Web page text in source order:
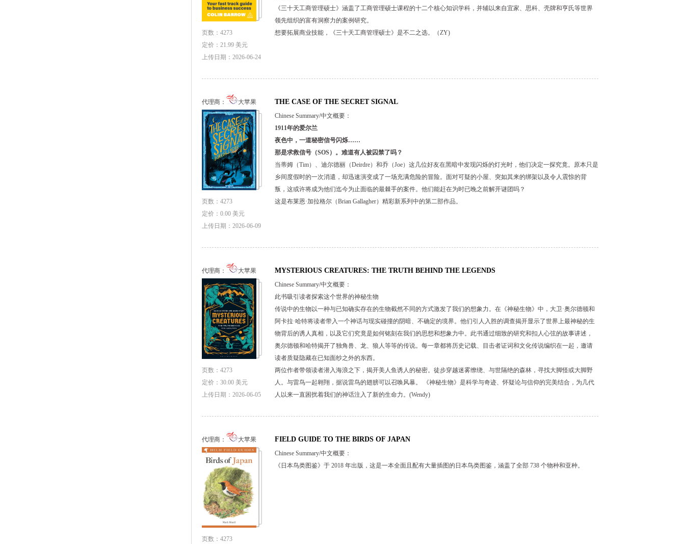
页数：4273
定价：21.99 美元
上传日期：2026-06-24
《三十天工商管理硕士》涵盖了工商管理硕士课程的十二个核心知识学科，并辅以来自宜家、思科、壳牌和亨氏等世界
领先组织的富有洞察力的案例研究。
想要拓展商业技能，《三十天工商管理硕士》是不二之选。（ZY)
代理商： 大苹果
页数：4273
定价：0.00 美元
上传日期：2026-06-09
THE CASE OF THE SECRET SIGNAL
Chinese Summary/中文概要：
1911年的爱尔兰
夜色中，一道秘密信号闪烁……
那是求救信号（SOS）。难道有人被囚禁了吗？
当蒂姆（Tim）、迪尔德丽（Deirdre）和乔（Joe）这几位好友在黑暗中发现闪烁的灯光时，他们决定一探究竟。原本只是
乡间度假时的一次消遣，却迅速演变成了一场充满危险的冒险。面对可疑的小屋、突如其来的绑架以及令人震惊的背
叛，这或许将成为他们迄今为止面临的最棘手的案件。他们能赶在为时已晚之前解开谜团吗？
这是布莱恩·加拉格尔（Brian Gallagher）精彩新系列中的第二部作品。
代理商： 大苹果
页数：4273
定价：30.00 美元
上传日期：2026-06-05
MYSTERIOUS CREATURES: THE TRUTH BEHIND THE LEGENDS
Chinese Summary/中文概要：
此书吸引读者探索这个世界的神秘生物
传说中的生物以一种与已知确实存在的生物截然不同的方式激发了我们的想象力。在《神秘生物》中，大卫·奥尔德顿和
阿卡拉·哈特将读者带入一个神话与现实碰撞的阴暗、不确定的境界。他们引人入胜的调查揭开显示了世界上最神秘的生
物背后的诱人真相，以及它们究竟是如何铭刻在我们的思想和想象力中。此书通过细致的研究和扣人心弦的故事讲述，
奥尔德顿和哈特揭开了独角兽、龙、狼人等等的传说。每一章都将历史记载、目击者证词和文化传说编织在一起，邀请
读者质疑隐藏在已知面纱之外的东西。
两位作者带领读者潜入海浪之下，揭开美人鱼诱人的秘密。徒步穿越迷雾缭绕、与世隔绝的森林，寻找大脚怪或大脚野
人。与雷鸟一起翱翔，据说雷鸟的翅膀可以召唤风暴。 《神秘生物》是科学与奇迹、怀疑论与信仰的完美结合，为几代
人以来一直困扰着我们的神话注入了新的生命力。(Wendy)
代理商： 大苹果
页数：4273
FIELD GUIDE TO THE BIRDS OF JAPAN
Chinese Summary/中文概要：
《日本鸟类图鉴》于 2018 年出版，这是一本全面且配有大量插图的日本鸟类图鉴，涵盖了全部 738 个物种和亚种。